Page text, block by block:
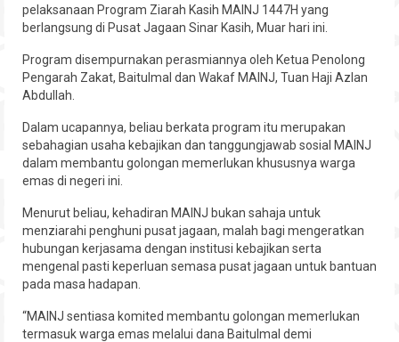
Pembangunan Asnaf
Hubungi
pelaksanaan Program Ziarah Kasih MAINJ 1447H yang
berlangsung di Pusat Jagaan Sinar Kasih, Muar hari ini.
Program disempurnakan perasmiannya oleh Ketua Penolong
Pengarah Zakat, Baitulmal dan Wakaf MAINJ, Tuan Haji Azlan
Abdullah.
Dalam ucapannya, beliau berkata program itu merupakan
sebahagian usaha kebajikan dan tanggungjawab sosial MAINJ
dalam membantu golongan memerlukan khususnya warga
emas di negeri ini.
Menurut beliau, kehadiran MAINJ bukan sahaja untuk
menziarahi penghuni pusat jagaan, malah bagi mengeratkan
hubungan kerjasama dengan institusi kebajikan serta
mengenal pasti keperluan semasa pusat jagaan untuk bantuan
pada masa hadapan.
“MAINJ sentiasa komited membantu golongan memerlukan
termasuk warga emas melalui dana Baitulmal demi